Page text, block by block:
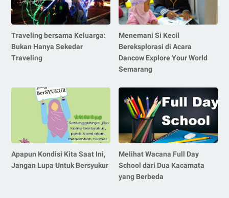
Traveling bersama Keluarga:
Bukan Hanya Sekedar
Traveling
Menemani Si Kecil
Bereksplorasi di Acara
Dancow Explore Your World
Semarang
Apapun Kondisi Kita Saat Ini,
Jangan Lupa Untuk Bersyukur
Melihat Wacana Full Day
School dari Dua Kacamata
yang Berbeda